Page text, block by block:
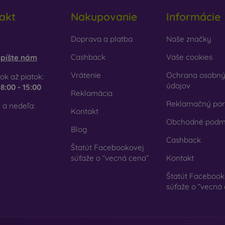
– sklo sa používa len na doplnenie krytov. Dodávajú
že sklenený kryt na mobil môže prasknúť.
materiál– kompostovateľné obaly na mobil sú
môžu 100 % rozložiť. Dôraz na životné prostredie je v
e-shope FOON nájdete desiatky zaujímavých krytov na
ten svoj.
nám
až piatok:
8:00 - 15:00
a nedeľa:
Nakupovanie
Doprava a platba
Cashback
Vrátenie
Reklamácia
Kontakt
Blog
Štatút Facebookovej
súťaže o “vecná cena”
Informácie
Naše značky
Vaše cookies
Ochrana
údajov
Reklamačný
Obchodné
Cashback
Kontakt
Štatút
súťaže o “vecná